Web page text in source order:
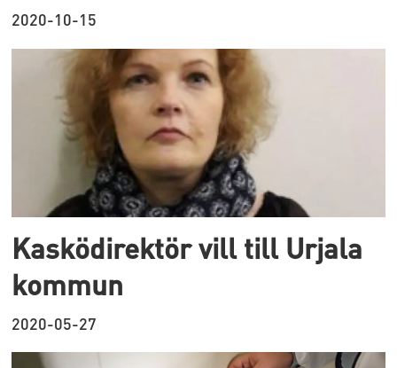
2020-10-15
Kasködirektör vill till Urjala
kommun
2020-05-27